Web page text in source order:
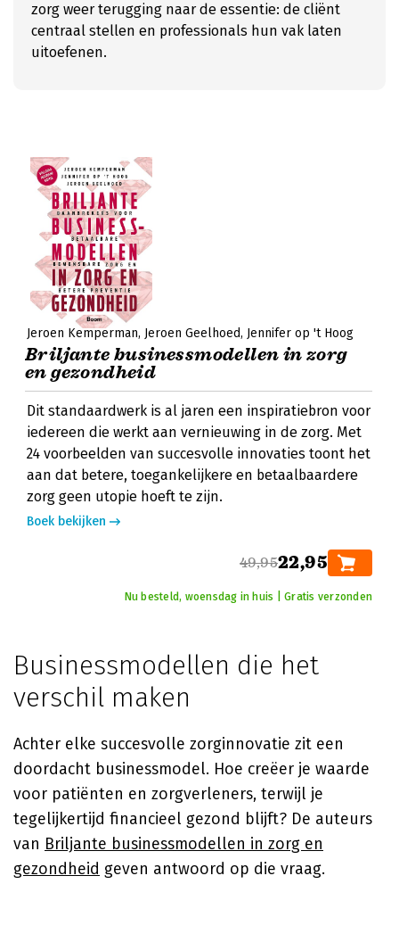
zorg weer terugging naar de essentie: de cliënt
centraal stellen en professionals hun vak laten
uitoefenen.
Jeroen Kemperman Jeroen Geelhoed Jennifer op 't Hoog
Briljante businessmodellen in zorg
en gezondheid
Dit standaardwerk is al jaren een inspiratiebron voor
iedereen die werkt aan vernieuwing in de zorg. Met
24 voorbeelden van succesvolle innovaties toont het
aan dat betere, toegankelijkere en betaalbaardere
zorg geen utopie hoeft te zijn.
Boek bekijken
49,9522,95
Nu besteld, woensdag in huis | Gratis verzonden
Businessmodellen die het
verschil maken
Achter elke succesvolle zorginnovatie zit een
doordacht businessmodel. Hoe creëer je waarde
voor patiënten en zorgverleners, terwijl je
tegelijkertijd financieel gezond blijft? De auteurs
van Briljante businessmodellen in zorg en
gezondheid geven antwoord op die vraag.